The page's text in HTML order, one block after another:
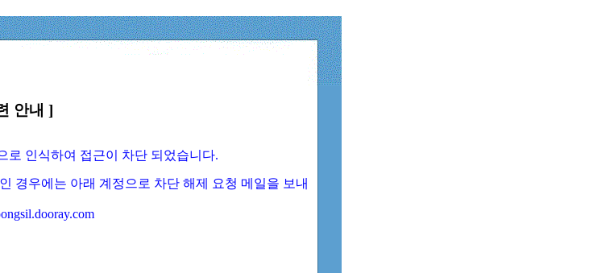
안내 ]
로 인식하여 접근이 차단 되었습니다.
경우에는 아래 계정으로 차단 해제 요청 메일을 보내